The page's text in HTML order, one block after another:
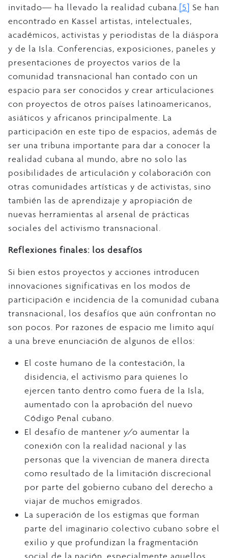
invitado― ha llevado la realidad cubana.[5] Se han
encontrado en Kassel artistas, intelectuales,
académicos, activistas y periodistas de la diáspora
y de la Isla. Conferencias, exposiciones, paneles y
presentaciones de proyectos varios de la
comunidad transnacional han contado con un
espacio para ser conocidos y crear articulaciones
con proyectos de otros países latinoamericanos,
asiáticos y africanos principalmente. La
participación en este tipo de espacios, además de
ser una tribuna importante para dar a conocer la
realidad cubana al mundo, abre no solo las
posibilidades de articulación y colaboración con
otras comunidades artísticas y de activistas, sino
también las de aprendizaje y apropiación de
nuevas herramientas al arsenal de prácticas
sociales del activismo transnacional.
Reflexiones finales: los desafíos
Si bien estos proyectos y acciones introducen
innovaciones significativas en los modos de
participación e incidencia de la comunidad cubana
transnacional, los desafíos que aún confrontan no
son pocos. Por razones de espacio me limito aquí
a una breve enunciación de algunos de ellos:
El coste humano de la contestación, la
disidencia, el activismo para quienes lo
ejercen tanto dentro como fuera de la Isla,
aumentado con la aprobación del nuevo
Código Penal cubano.
El desafío de mantener y/o aumentar la
conexión con la realidad nacional y las
personas que la vivencian de manera directa
como resultado de la limitación discrecional
por parte del gobierno cubano del derecho a
viajar de muchos emigrados.
La superación de los estigmas que forman
parte del imaginario colectivo cubano sobre el
exilio y que profundizan la fragmentación